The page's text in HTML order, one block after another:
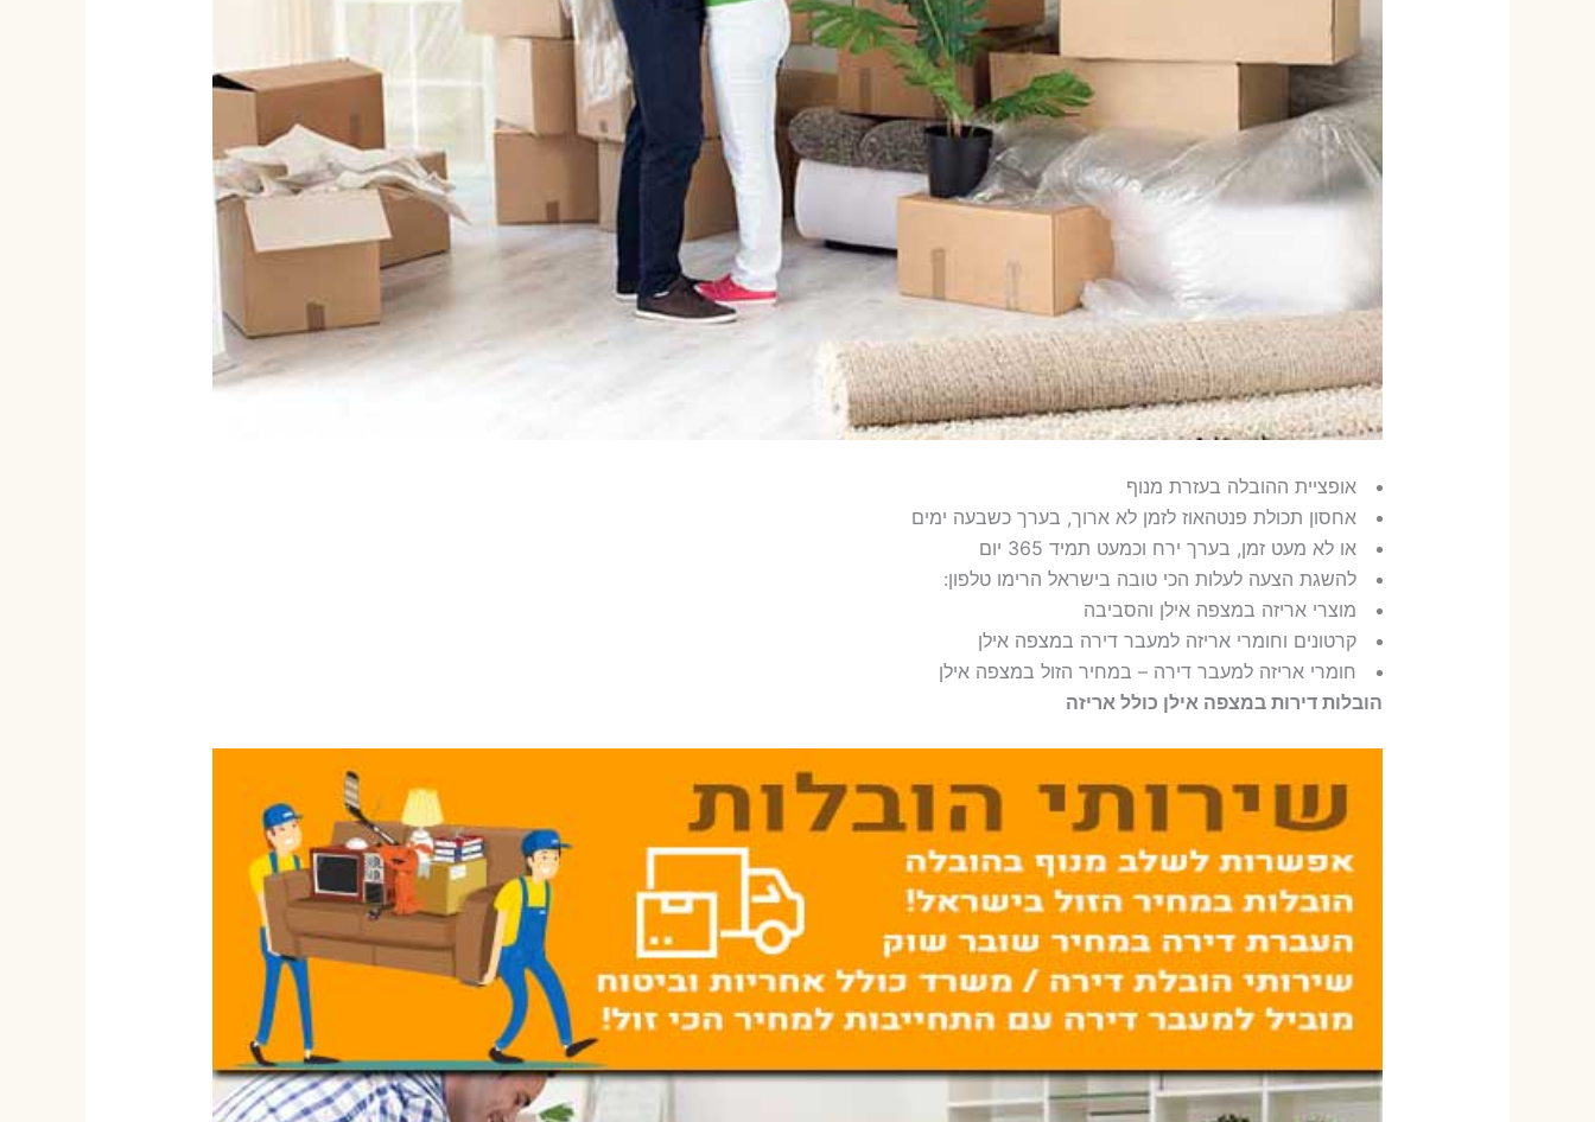
אופציית ההובלה בעזרת מנוף
אחסון תכולת פנטהאוז לזמן לא ארוך, בערך כשבעה ימים
או לא מעט זמן, בערך ירח וכמעט תמיד 365 יום
להשגת הצעה לעלות הכי טובה בישראל הרימו טלפון:
מוצרי אריזה במצפה אילן והסביבה
קרטונים וחומרי אריזה למעבר דירה במצפה אילן
חומרי אריזה למעבר דירה – במחיר הזול במצפה אילן
הובלות דירות במצפה אילן כולל אריזה